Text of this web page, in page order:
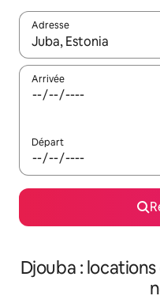
Adresse
Lorsque les résultats
Arrivée
Départ
Djouba :